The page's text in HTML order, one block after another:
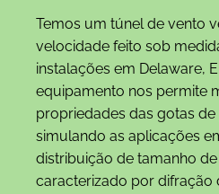
Temos um túnel de vento
velocidade feito sob
instalações em Delaware,
equipamento nos permite
propriedades das gotas
simulando as aplicações
distribuição de tamanho
caracterizado por difração